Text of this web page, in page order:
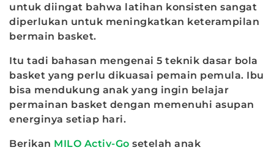
untuk diingat bahwa latihan konsisten sangat
diperlukan untuk meningkatkan keterampilan
bermain basket.
Itu tadi bahasan mengenai 5 teknik dasar bola
basket yang perlu dikuasai pemain pemula. Ibu
bisa mendukung anak yang ingin belajar
permainan basket dengan memenuhi asupan
energinya setiap hari.
Berikan MILO Activ-Go setelah anak